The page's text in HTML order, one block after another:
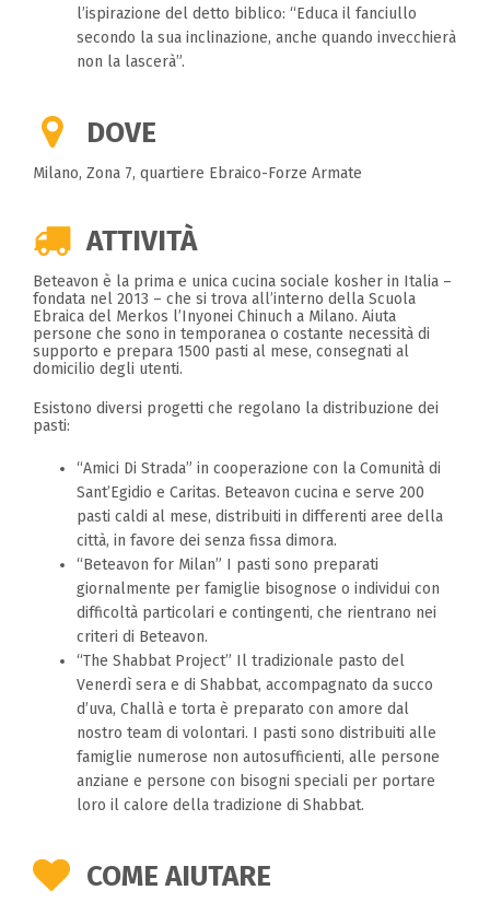
l’ispirazione del detto biblico: “Educa il fanciullo
secondo la sua inclinazione, anche quando invecchierà
non la lascerà”.
DOVE
Milano, Zona 7, quartiere Ebraico-Forze Armate
ATTIVITÀ
Beteavon è la prima e unica cucina sociale kosher in Italia –
fondata nel 2013 – che si trova all’interno della Scuola
Ebraica del Merkos l’Inyonei Chinuch a Milano. Aiuta
persone che sono in temporanea o costante necessità di
supporto e prepara 1500 pasti al mese, consegnati al
domicilio degli utenti.
Esistono diversi progetti che regolano la distribuzione dei
pasti:
“Amici Di Strada” in cooperazione con la Comunità di
Sant’Egidio e Caritas. Beteavon cucina e serve 200
pasti caldi al mese, distribuiti in differenti aree della
città, in favore dei senza fissa dimora.
“Beteavon for Milan” I pasti sono preparati
giornalmente per famiglie bisognose o individui con
difficoltà particolari e contingenti, che rientrano nei
criteri di Beteavon.
“The Shabbat Project” Il tradizionale pasto del
Venerdì sera e di Shabbat, accompagnato da succo
d’uva, Challà e torta è preparato con amore dal
nostro team di volontari. I pasti sono distribuiti alle
famiglie numerose non autosufficienti, alle persone
anziane e persone con bisogni speciali per portare
loro il calore della tradizione di Shabbat.
COME AIUTARE